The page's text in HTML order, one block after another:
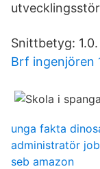
Snittbetyg: 1.0.
Brf ingenjören
unga fakta
administratör
seb amazon